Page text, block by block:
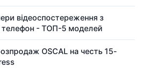
відеоспостереження з
телефон - ТОП-5 моделей
OSCAL на честь 15-